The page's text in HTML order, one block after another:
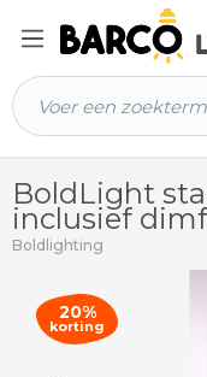
hoofdinhoud
BoldLight
inclusief
Boldlighting
20%
korting